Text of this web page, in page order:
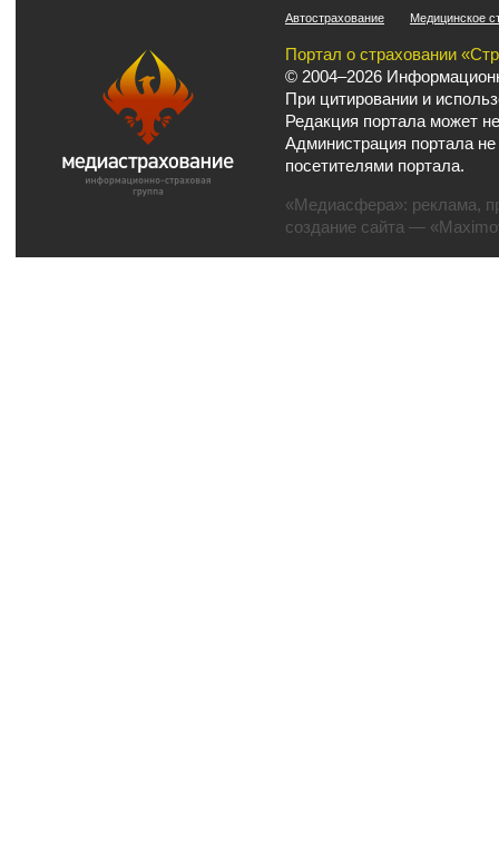
Автострахование Медицинское
Портал о страховании
© 2004–2026
При цитировании и
Редакция портала может
Администрация портала
посетителями портала.
«Медиасфера»: реклама,
создание сайта —